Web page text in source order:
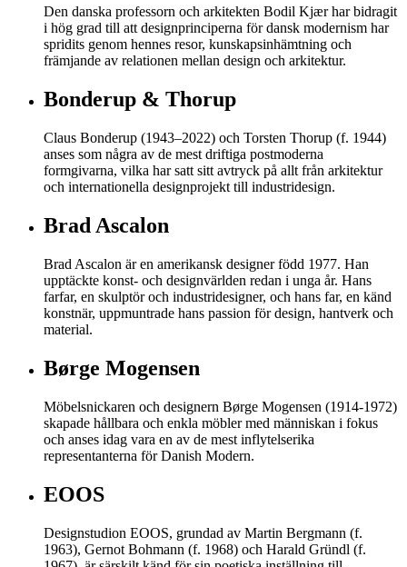
Den danska professorn och arkitekten Bodil Kjær har bidragit
i hög grad till att designprinciperna för dansk modernism har
spridits genom hennes resor, kunskapsinhämtning och
främjande av relationen mellan design och arkitektur.
Bonderup & Thorup
Claus Bonderup (1943–2022) och Torsten Thorup (f. 1944)
anses som några av de mest driftiga postmoderna
formgivarna, vilka har satt sitt avtryck på allt från arkitektur
och internationella designprojekt till industridesign.
Brad Ascalon
Brad Ascalon är en amerikansk designer född 1977. Han
upptäckte konst- och designvärlden redan i unga år. Hans
farfar, en skulptör och industridesigner, och hans far, en känd
konstnär, uppmuntrade hans passion för design, hantverk och
material.
Børge Mogensen
Möbelsnickaren och designern Børge Mogensen (1914-1972)
skapade hållbara och enkla möbler med människan i fokus
och anses idag vara en av de mest inflytelserika
representanterna för Danish Modern.
EOOS
Designstudion EOOS, grundad av Martin Bergmann (f.
1963), Gernot Bohmann (f. 1968) och Harald Gründl (f.